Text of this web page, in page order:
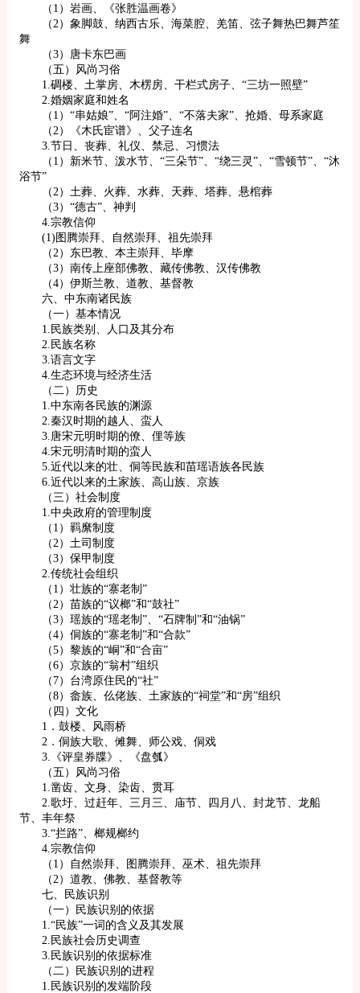
（1）岩画、《张胜温画卷》
（2）象脚鼓、纳西古乐、海菜腔、羌笛、弦子舞热巴舞芦笙
舞
（3）唐卡东巴画
（五）风尚习俗
1.碉楼、土掌房、木楞房、干栏式房子、“三坊一照壁”
2.婚姻家庭和姓名
（1）“串姑娘”、“阿注婚”、“不落夫家”、抢婚、母系家庭
（2）《木氏宦谱》、父子连名
3.节日、丧葬、礼仪、禁忌、习惯法
（1）新米节、泼水节、“三朵节”、“绕三灵”、“雪顿节”、“沐
浴节”
（2）土葬、火葬、水葬、天葬、塔葬、悬棺葬
（3）“德古”、神判
4.宗教信仰
(1)图腾崇拜、自然崇拜、祖先崇拜
（2）东巴教、本主崇拜、毕摩
（3）南传上座部佛教、藏传佛教、汉传佛教
（4）伊斯兰教、道教、基督教
六、中东南诸民族
（一）基本情况
1.民族类别、人口及其分布
2.民族名称
3.语言文字
4.生态环境与经济生活
（二）历史
1.中东南各民族的渊源
2.秦汉时期的越人、蛮人
3.唐宋元明时期的僚、俚等族
4.宋元明清时期的蛮人
5.近代以来的壮、侗等民族和苗瑶语族各民族
6.近代以来的土家族、高山族、京族
（三）社会制度
1.中央政府的管理制度
（1）羁縻制度
（2）土司制度
（3）保甲制度
2.传统社会组织
（1）壮族的“寨老制”
（2）苗族的“议榔”和“鼓社”
（3）瑶族的“瑶老制”、“石牌制”和“油锅”
（4）侗族的“寨老制”和“合款”
（5）黎族的“峒”和“合亩”
（6）京族的“翁村”组织
（7）台湾原住民的“社”
（8）畲族、仫佬族、土家族的“祠堂”和“房”组织
（四）文化
1．鼓楼、风雨桥
2．侗族大歌、傩舞、师公戏、侗戏
3.《评皇券牒》、《盘瓠》
（五）风尚习俗
1.凿齿、文身、染齿、贯耳
2.歌圩、过赶年、三月三、庙节、四月八、封龙节、龙船
节、丰年祭
3.“拦路”、榔规榔约
4.宗教信仰
（1）自然崇拜、图腾崇拜、巫术、祖先崇拜
（2）道教、佛教、基督教等
七、民族识别
（一）民族识别的依据
1.“民族”一词的含义及其发展
2.民族社会历史调查
3.民族识别的依据标准
（二）民族识别的进程
1.民族识别的发端阶段